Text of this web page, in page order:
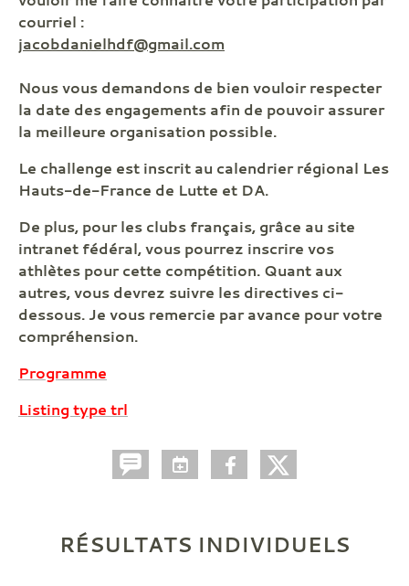
courriel :
jacobdanielhdf@gmail.com
Nous vous demandons de bien vouloir respecter
la date des engagements afin de pouvoir assurer
la meilleure organisation possible.
Le challenge est inscrit au calendrier régional Les
Hauts-de-France de Lutte et DA.
De plus, pour les clubs français, grâce au site
intranet fédéral, vous pourrez inscrire vos
athlètes pour cette compétition. Quant aux
autres, vous devrez suivre les directives ci-
dessous. Je vous remercie par avance pour votre
compréhension.
Programme
Listing type trl
RÉSULTATS INDIVIDUELS